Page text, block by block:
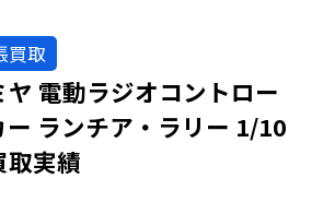
買取
ヤ 電動ラジオコントロー
ー ランチア・ラリー 1/10
取実績